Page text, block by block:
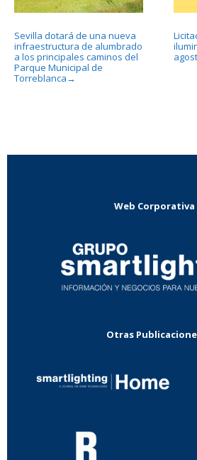
Sevilla dotará de una nueva
infraestructura de alumbrado
a los principales caminos del
Parque Municipal de
Torreblanca →
Web Corporativa
Otras